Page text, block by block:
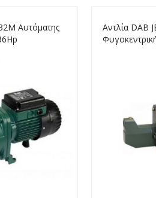
Αυτόματης
Αντλία DAB